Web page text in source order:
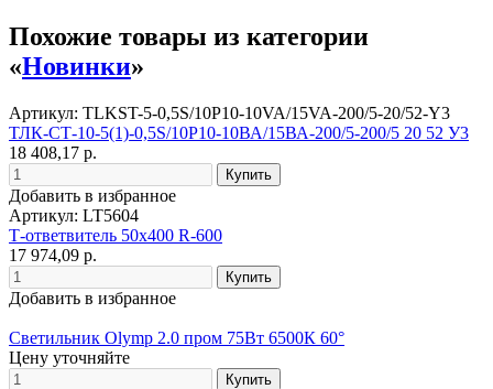
Похожие товары из категории
«Новинки»
Артикул: TLKST-5-0,5S/10P10-10VA/15VA-200/5-20/52-Y3
ТЛК-СТ-10-5(1)-0,5S/10P10-10ВА/15ВА-200/5-200/5 20 52 У3
18 408,17 р.
Добавить в избранное
Артикул: LT5604
Т-ответвитель 50х400 R-600
17 974,09 р.
Добавить в избранное
Светильник Olymp 2.0 пром 75Вт 6500К 60°
Цену уточняйте